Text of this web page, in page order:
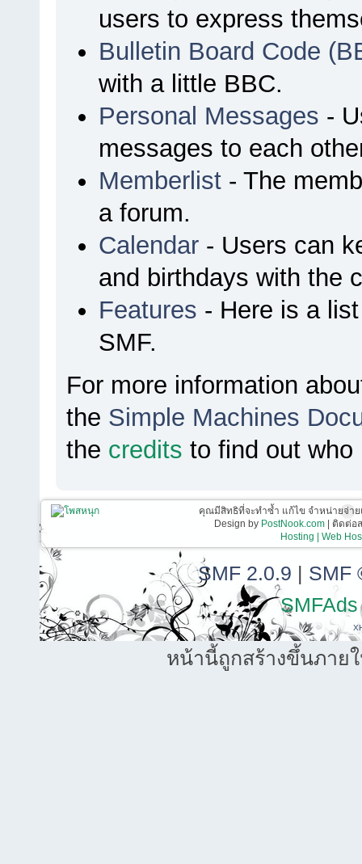
users to express
Bulletin Board Code
with a little BBC.
Personal Messages -
messages to each
Memberlist- The
a forum.
Calendar- Users can
and birthdays with the
Features - Here is a
SMF.
For more information
the Simple Machines
the credits to find out
คุณมีสิทธิที่จะทำซ้ำ แก้ไข จำหน่ายจ่า
Design by PostNook.com| ติดต่อส
Hosting | Web
SMF 2.0.9 | SMF
SMFAds
หน้านี้ถูกสร้างขึ้นภาย